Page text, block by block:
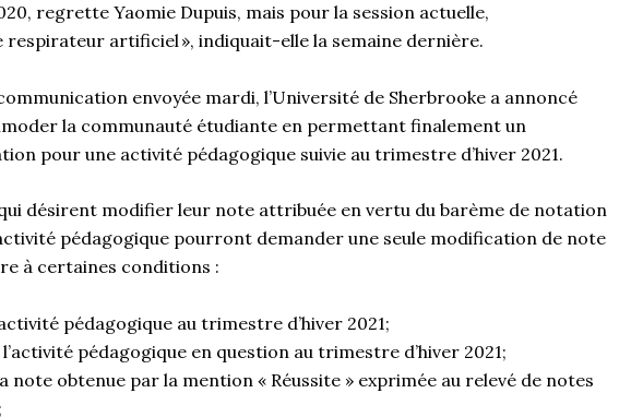
regrette Yaomie Dupuis, mais pour la session actuelle,
respirateur artificiel », indiquait-elle la semaine dernière.
envoyée mardi, l’Université de Sherbrooke a annoncé
la communauté étudiante en permettant finalement un
pour une activité pédagogique suivie au trimestre d’hiver 2021.
désirent modifier leur note attribuée en vertu du barème de notation
pédagogique pourront demander une seule modification de note
à certaines conditions :
pédagogique au trimestre d’hiver 2021;
pédagogique en question au trimestre d’hiver 2021;
note obtenue par la mention « Réussite » exprimée au relevé de notes